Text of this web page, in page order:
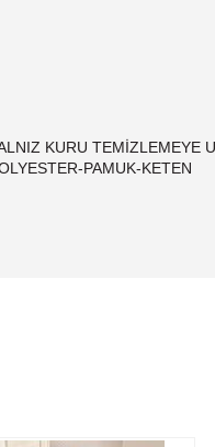
KURU TEMİZLEMEYE
PAMUK-KETEN